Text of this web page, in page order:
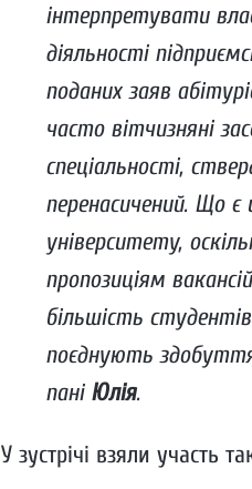
інтерпретувати
діяльності
поданих заяв
часто вітчизняні
спеціальності,
перенасичений. Що
університету,
пропозиціям
більшість
поєднують
пані Юлія.
У зустрічі взяли участь